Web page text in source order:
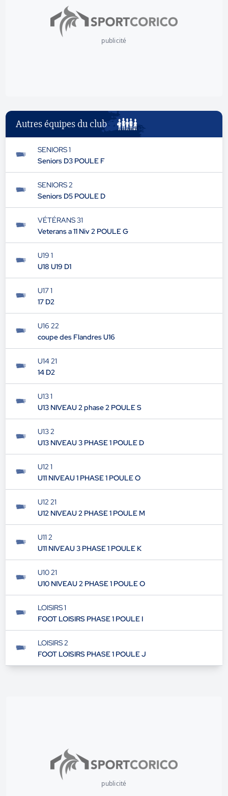
publicité
Autres équipes du club
SENIORS 1
Seniors D3 POULE F
SENIORS 2
Seniors D5 POULE D
VÉTÉRANS 31
Veterans a 11 Niv 2 POULE G
U19 1
U18 U19 D1
U17 1
17 D2
U16 22
coupe des Flandres U16
U14 21
14 D2
U13 1
U13 NIVEAU 2 phase 2 POULE S
U13 2
U13 NIVEAU 3 PHASE 1 POULE D
U12 1
U11 NIVEAU 1 PHASE 1 POULE O
U12 21
U12 NIVEAU 2 PHASE 1 POULE M
U11 2
U11 NIVEAU 3 PHASE 1 POULE K
U10 21
U10 NIVEAU 2 PHASE 1 POULE O
LOISIRS 1
FOOT LOISIRS PHASE 1 POULE I
LOISIRS 2
FOOT LOISIRS PHASE 1 POULE J
publicité